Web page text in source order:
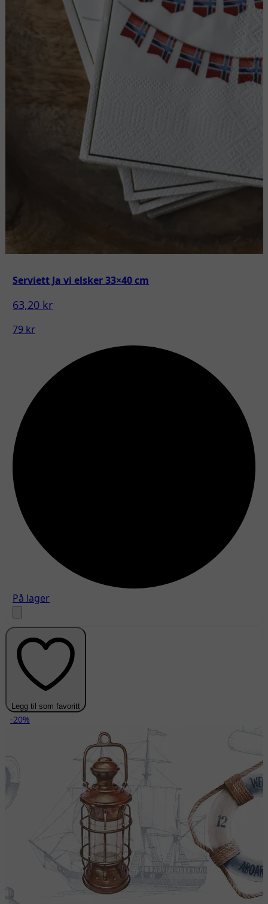
Serviett Ja vi elsker 33×40 cm
63,20 kr
79 kr
På lager
Legg til som favoritt
-20%